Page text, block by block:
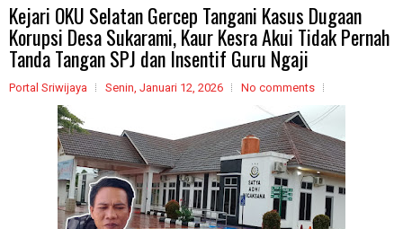
Kejari OKU Selatan Gercep Tangani Kasus Dugaan
Korupsi Desa Sukarami, Kaur Kesra Akui Tidak Pernah
Tanda Tangan SPJ dan Insentif Guru Ngaji
Portal Sriwijaya Senin, Januari 12, 2026 No comments